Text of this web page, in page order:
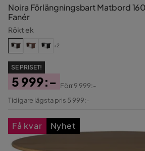
Noira Förlängningsbart Matbord
Fanér
Rökt ek
+2
SE PRISET!
Pris
5 999:-
Original
Förr9 999:-
Tidigare lägsta pris 5 999:-
Få kvar Nyhet